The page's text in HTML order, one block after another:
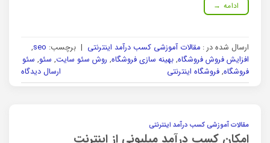
ادامه →
ارسال شده در : مقالات آموزشی کسب درآمد اینترنتی | برچسب: seo
,
افزایش فروش فروشگاه, بهینه سازی فروشگاه, روش سئو سایت, سئو, سئو
فروشگاه, فروشگاه اینترنتی ارسال دیدگاه
مقالات آموزشی کسب درآمد اینترنتی